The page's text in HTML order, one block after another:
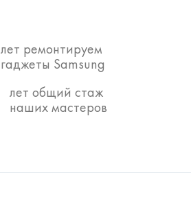
лет ремонтируем
гаджеты Samsung
лет общий стаж
наших мастеров